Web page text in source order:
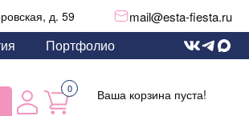
д. 59 mail@esta-fiesta.ru
Портфолио
0 Ваша корзина пуста!